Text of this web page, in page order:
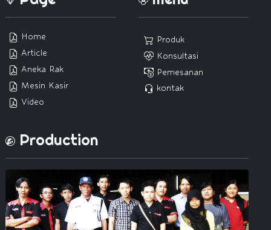
Home
Article
Aneka Rak
Mesin Kasir
Video
Produk
Konsultasi
Pemesanan
kontak
Production